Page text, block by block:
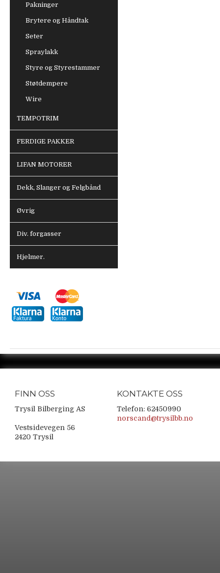
Pakninger
Brytere og Håndtak
Seter
Spraylakk
Styre og Styrestammer
Støtdempere
Wire
TEMPOTRIM
FERDIGE PAKKER
LIFAN MOTORER
Dekk, Slanger og Felgbånd
Øvrig
Div. forgasser
Hjelmer.
FINN OSS
Trysil Bilberging AS
Vestsidevegen 56
2420 Trysil
KONTAKTE OSS
Telefon: 62450990
norscand@trysilbb.no